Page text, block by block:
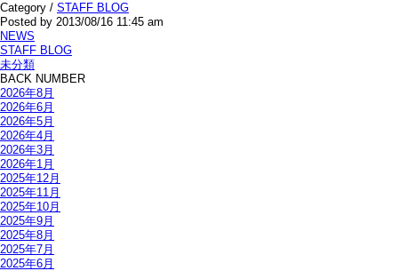
Category / STAFF BLOG
Posted by 2013/08/16 11:45 am
NEWS
STAFF BLOG
未分類
BACK NUMBER
2026年8月
2026年6月
2026年5月
2026年4月
2026年3月
2026年1月
2025年12月
2025年11月
2025年10月
2025年9月
2025年8月
2025年7月
2025年6月